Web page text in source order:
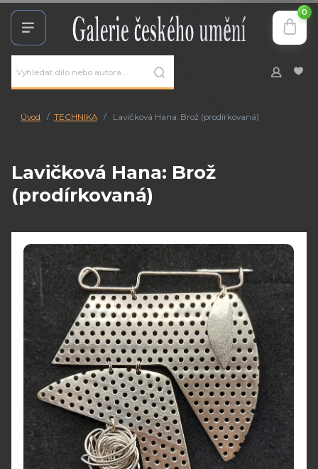
0
Úvod TECHNIKA Lavičková Hana: Brož (prodírkovaná)
Lavičková Hana: Brož
(prodírkovaná)